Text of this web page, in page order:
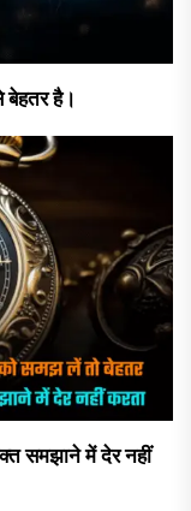
बेहतर है।
समझाने में देर नहीं